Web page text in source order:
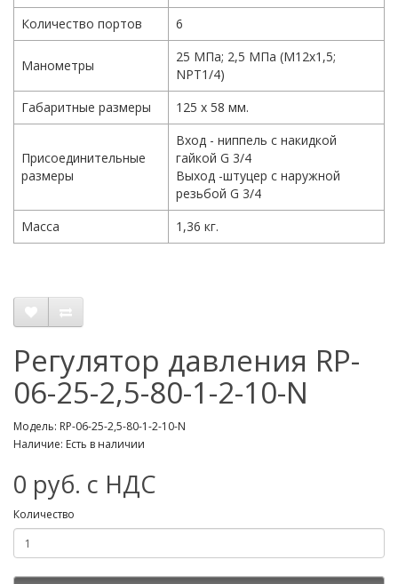
Количество портов 6
Манометры
25 МПа; 2,5 МПа (М12х1,5;
NPT1/4)
Габаритные размеры
125 х 58 мм.
Присоединительные
размеры
Вход - ниппель с накидкой
гайкой G 3/4
Выход -штуцер с наружной
резьбой G 3/4
Масса
1,36 кг.
Регулятор давления RP-
06-25-2,5-80-1-2-10-N
Модель: RP-06-25-2,5-80-1-2-10-N
Наличие: Есть в наличии
0 руб. с НДС
Количество